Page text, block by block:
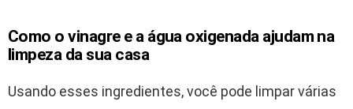
Como o vinagre e a água oxigenada ajudam na
limpeza da sua casa
Usando esses ingredientes, você pode limpar várias